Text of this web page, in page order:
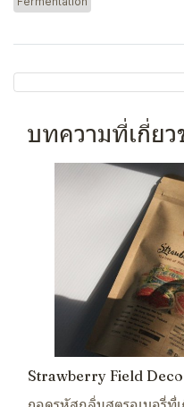
บทความที่เกี่ยว
Strawberry Field